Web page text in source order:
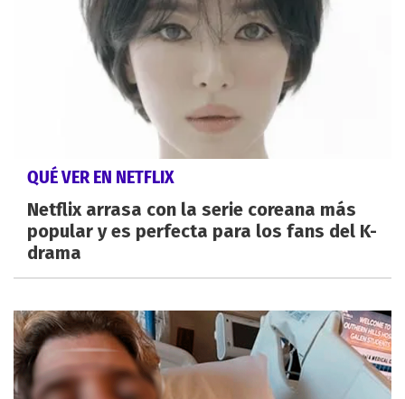
QUÉ VER EN NETFLIX
Netflix arrasa con la serie coreana más
popular y es perfecta para los fans del K-
drama